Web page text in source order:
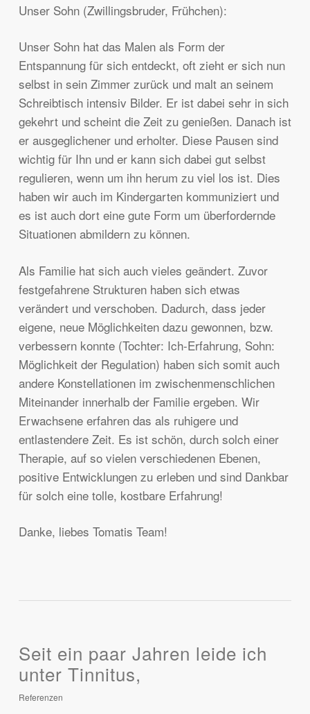
Unser Sohn (Zwillingsbruder, Frühchen):
Unser Sohn hat das Malen als Form der
Entspannung für sich entdeckt, oft zieht er sich nun
selbst in sein Zimmer zurück und malt an seinem
Schreibtisch intensiv Bilder. Er ist dabei sehr in sich
gekehrt und scheint die Zeit zu genießen. Danach ist
er ausgeglichener und erholter. Diese Pausen sind
wichtig für Ihn und er kann sich dabei gut selbst
regulieren, wenn um ihn herum zu viel los ist. Dies
haben wir auch im Kindergarten kommuniziert und
es ist auch dort eine gute Form um überfordernde
Situationen abmildern zu können.
Als Familie hat sich auch vieles geändert. Zuvor
festgefahrene Strukturen haben sich etwas
verändert und verschoben. Dadurch, dass jeder
eigene, neue Möglichkeiten dazu gewonnen, bzw.
verbessern konnte (Tochter: Ich-Erfahrung, Sohn:
Möglichkeit der Regulation) haben sich somit auch
andere Konstellationen im zwischenmenschlichen
Miteinander innerhalb der Familie ergeben. Wir
Erwachsene erfahren das als ruhigere und
entlastendere Zeit. Es ist schön, durch solch einer
Therapie, auf so vielen verschiedenen Ebenen,
positive Entwicklungen zu erleben und sind Dankbar
für solch eine tolle, kostbare Erfahrung!
Danke, liebes Tomatis Team!
Seit ein paar Jahren leide ich
unter Tinnitus,
Referenzen